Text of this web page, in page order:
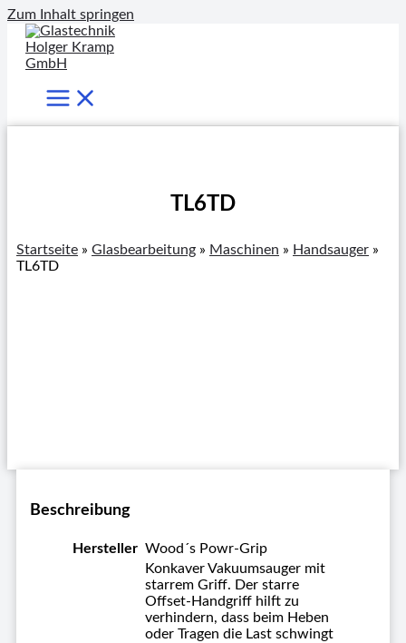
Zum Inhalt springen
TL6TD
Startseite » Glasbearbeitung » Maschinen » Handsauger »
TL6TD
Beschreibung
Hersteller Wood´s Powr-Grip
Konkaver Vakuumsauger mit
starrem Griff. Der starre
Offset-Handgriff hilft zu
verhindern, dass beim Heben
oder Tragen die Last schwingt